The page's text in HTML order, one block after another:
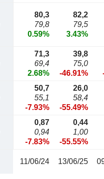
80,3
79,8
0.59%
82,2
79,5
3.43%
71,3
69,4
2.68%
39,8
75,0
-46.91%
50,7
55,1
-7.93%
26,0
58,4
-55.49%
0,87
0,94
-7.83%
0,44
1,00
-55.55%
11/06/24 13/06/25